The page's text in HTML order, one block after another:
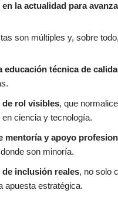
en la actualidad para
son múltiples y, sobre
educación técnica de
de rol visibles, que
en ciencia y tecnología.
mentoría y apoyo
son minoría.
de inclusión reales, no solo
apuesta estratégica.